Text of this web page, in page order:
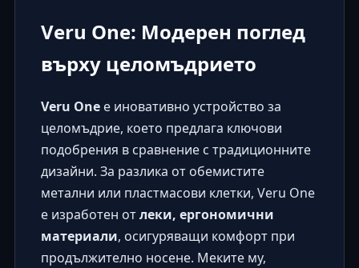
Veru One: Модерен поглед
върху целомъдрието
Veru Oneе иновативно устройство за
целомъдрие, което предлага ключови
подобрения в сравнение с традиционните
дизайни. За разлика от обемистите
метални или пластмасови клетки, Veru One
е изработен отлеки, ергономични
материали, осигуряващи комфорт при
продължително носене. Меките му,